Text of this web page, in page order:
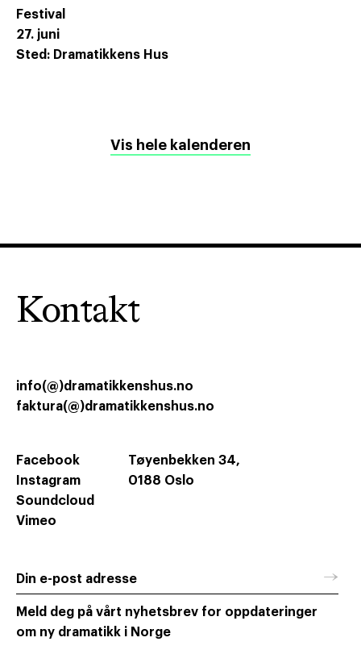
Festival
27. juni
Sted: Dramatikkens Hus
Vis hele kalenderen
Kontakt
Tøyenbekken 34,
0188 Oslo
info(@)dramatikkenshus.no
faktura(@)dramatikkenshus.no
Facebook
Instagram
Soundcloud
Vimeo
Din e-post adresse →
Meld deg på vårt nyhetsbrev for oppdateringer
om ny dramatikk i Norge